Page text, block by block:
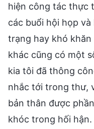
hiện công tác thực
các buổi hội họp
trạng hay khó khăn
khác cũng có một
kia tôi đã thông
nhắc tới trong thư,
bản thân được
khóc trong hối